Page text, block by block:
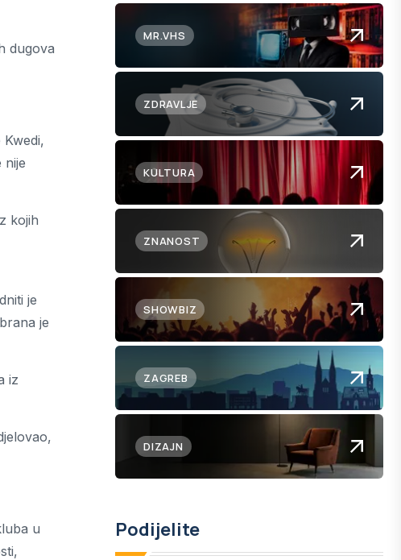
dugova
nije
kojih
je
je
iz
u
MR.VHS
ZDRAVLJE
KULTURA
ZNANOST
SHOWBIZ
ZAGREB
DIZAJN
Podijelite